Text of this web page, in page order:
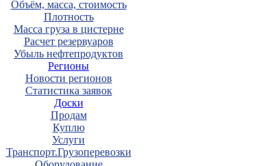
Объём, масса, стоимость
Плотность
Масса груза в цистерне
Расчет резервуаров
Убыль нефтепродуктов
Регионы
Новости регионов
Статистика заявок
Доски
Продам
Куплю
Услуги
Транспорт.Грузоперевозки